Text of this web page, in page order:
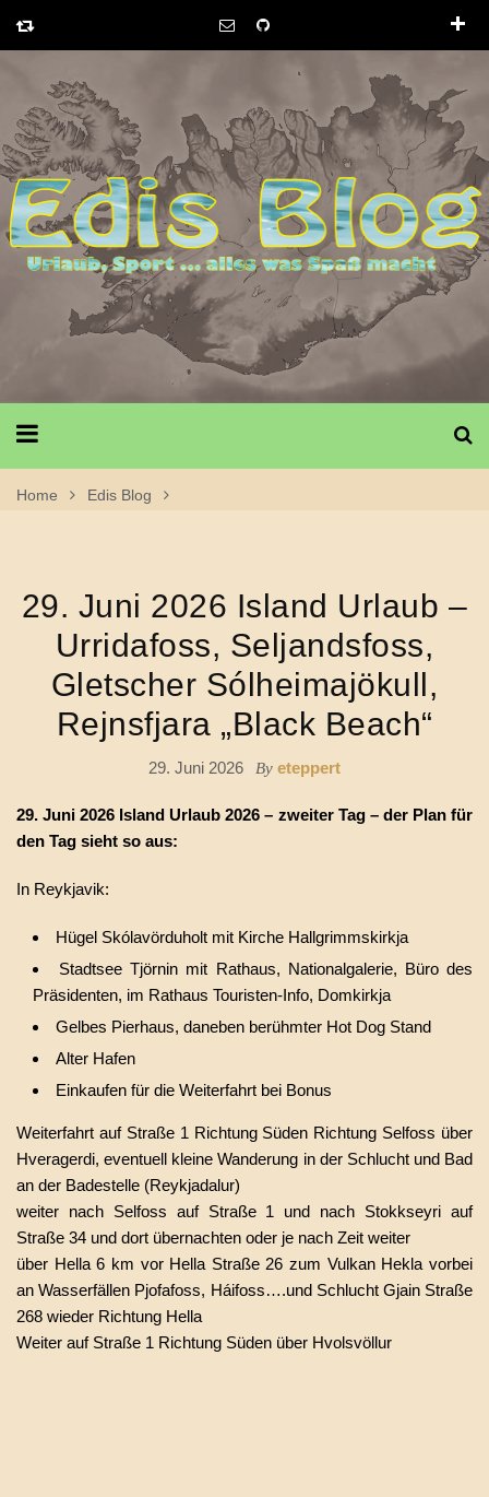
Home
Edis Blog
29. Juni 2026 Island Urlaub –
Urridafoss, Seljandsfoss,
Gletscher Sólheimajökull,
Rejnsfjara „Black Beach“
29. Juni 2026 By eteppert
29. Juni 2026 Island Urlaub 2026 – zweiter Tag – der Plan für
den Tag sieht so aus:
In Reykjavik:
Hügel Skólavörduholt mit Kirche Hallgrimmskirkja
Stadtsee Tjörnin mit Rathaus, Nationalgalerie, Büro des
Präsidenten, im Rathaus Touristen-Info, Domkirkja
Gelbes Pierhaus, daneben berühmter Hot Dog Stand
Alter Hafen
Einkaufen für die Weiterfahrt bei Bonus
Weiterfahrt auf Straße 1 Richtung Süden Richtung Selfoss über
Hveragerdi, eventuell kleine Wanderung in der Schlucht und Bad
an der Badestelle (Reykjadalur)
weiter nach Selfoss auf Straße 1 und nach Stokkseyri auf
Straße 34 und dort übernachten oder je nach Zeit weiter
über Hella 6 km vor Hella Straße 26 zum Vulkan Hekla vorbei
an Wasserfällen Pjofafoss, Háifoss….und Schlucht Gjain Straße
268 wieder Richtung Hella
Weiter auf Straße 1 Richtung Süden über Hvolsvöllur